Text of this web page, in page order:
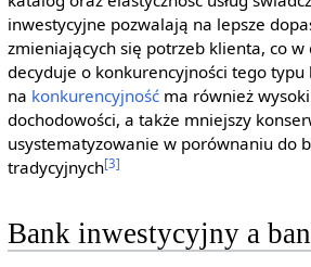
inwestycyjne pozwalają na lepsze
zmieniających się potrzeb klienta, co w
decyduje o konkurencyjności tego typu
na konkurencyjnośćma również
dochodowości, a także mniejszy
usystematyzowanie w porównaniu do
tradycyjnych[3]
Bank inwestycyjny a